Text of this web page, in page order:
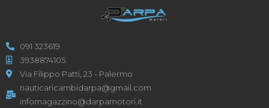
091 323619
3938874105
Via Filippo Patti, 23 - Palermo
nauticaricambidarpa@gmail.com
infomagazzino@darpamotori.it